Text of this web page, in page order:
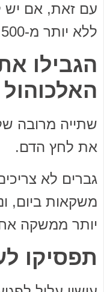
עם זאת, אם יש
ללא יותר מ-1,500 מיליגרם ליום.
הגבילו
האלכוהול
שתייה מרובה
את לחץ הדם.
גברים לא
משקאות ביום,
יותר ממשקה
תפסיקו